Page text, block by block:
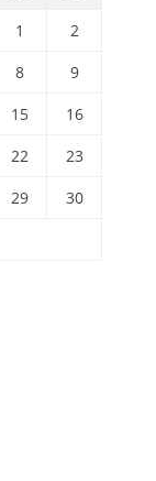
1
2
8
9
15
16
22
23
29
30